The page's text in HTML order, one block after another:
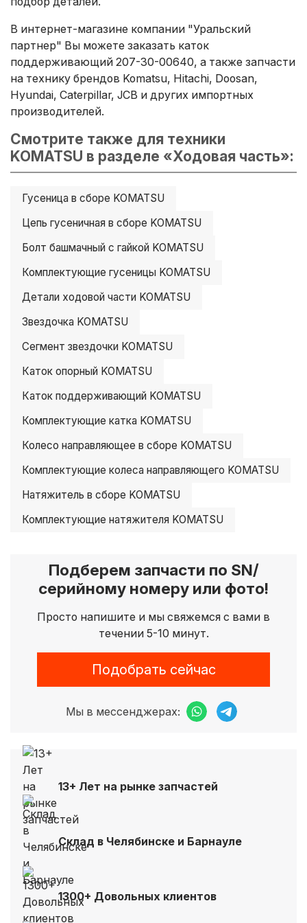
В интернет-магазине компании "Уральский
партнер" Вы можете заказать каток
поддерживающий 207-30-00640, а также запчасти
на технику брендов Komatsu, Hitachi, Doosan,
Hyundai, Caterpillar, JCB и других импортных
производителей.
Смотрите также для техники
KOMATSU в разделе «Ходовая часть»:
Гусеница в сборе KOMATSU
Цепь гусеничная в сборе KOMATSU
Болт башмачный с гайкой KOMATSU
Комплектующие гусеницы KOMATSU
Детали ходовой части KOMATSU
Звездочка KOMATSU
Сегмент звездочки KOMATSU
Каток опорный KOMATSU
Каток поддерживающий KOMATSU
Комплектующие катка KOMATSU
Колесо направляющее в сборе KOMATSU
Комплектующие колеса направляющего KOMATSU
Натяжитель в сборе KOMATSU
Комплектующие натяжителя KOMATSU
Подберем запчасти по SN/
серийному номеру или фото!
Просто напишите и мы свяжемся с вами в
течении 5-10 минут.
Подобрать сейчас
Мы в мессенджерах:
13+ Лет на рынке запчастей
Склад в Челябинске и Барнауле
1300+ Довольных клиентов